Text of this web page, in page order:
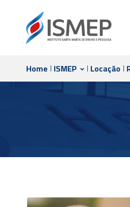
Home ISMEP Locação